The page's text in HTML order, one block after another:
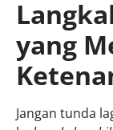
yang
Jangan tunda